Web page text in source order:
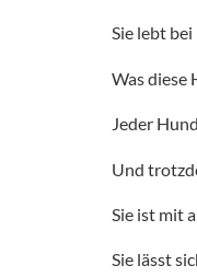
Sie lebt
Was diese
Jeder
Und
Sie ist mit
Sie lässt